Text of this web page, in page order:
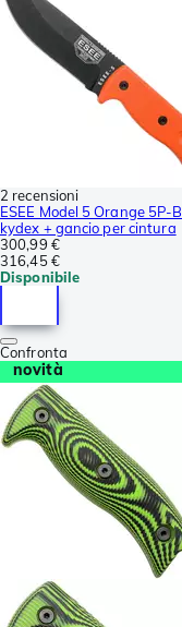
2 recensioni
ESEE Model 5 Orange
kydex + gancio per cintura
300,99 €
316,45 €
Disponibile
Confronta
novità